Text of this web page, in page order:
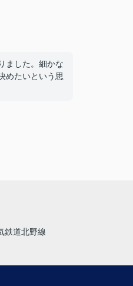
ました。細かな
めたいという思
そ、
、柴田様には大
鉄道北野線